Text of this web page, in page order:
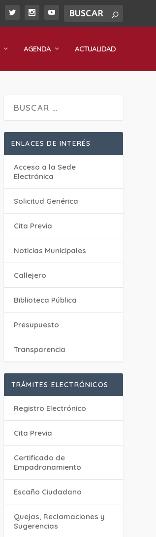
AGENDA ACTUALIDAD
ENLACES DE INTERÉS
Acceso a la Sede
Electrónica
Solicitud Genérica
Cita Previa
‎Noticias Municipales
Callejero
Biblioteca Pública
Presupuesto
Transparencia
TRÁMITES ELECTRÓNICOS
Registro Electrónico
Cita Previa
Certificado de
Empadronamiento
Escaño Ciudadano
Quejas, Reclamaciones y
Sugerencias